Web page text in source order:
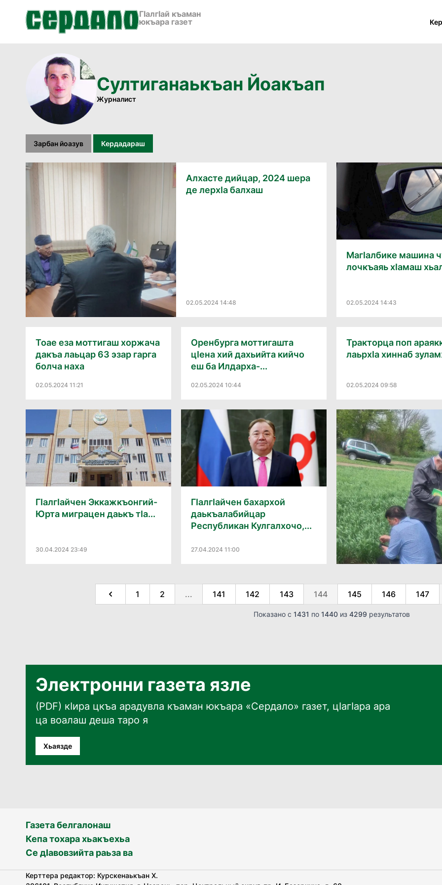
ГӀалгӀай къаман
юкъара газет
Султиганаькъан Йоакъап
Журналист
Зарбан йоазув Кердадараш
Алхасте дийцар, 2024 шера
де лерхӀа балхаш
02.05.2024 14:48
МагӀалбике машина
лочкъаяь хӀамаш
02.05.2024 14:43
Тоае еза моттигаш хоржача
дакъа лаьцар 63 эзар гарга
болча наха
02.05.2024 11:21
Оренбурга моттигашта
цӀена хий дахьийта кийчо
еш ба Илдарха-...
02.05.2024 10:44
Тракторца поп
лаьрхӀа хиннаб
02.05.2024 09:58
ГӀалгӀайчен Эккажкъонгий-
Юрта миграцен даькъ тӀа...
30.04.2024 23:49
ГӀалгӀайчен бахархой
даькъалабийцар
Республикан Кулгалхочо,...
27.04.2024 11:00
1 2 ... 141 142 143 144 145 146 147
Показано с 1431 по 1440из 4299 результатов
Электронни газета язле
(PDF) кӀира цкъа арадувла къаман юкъара «Сердало» газет, цӀагӀара ара
ца воалаш деша таро я
Хьаязде
Газета белгалонаш
Кепа тохара хьакъехьа
Се дӀавовзийта раьза ва
Керттера редактор: Курскенаькъан Х.